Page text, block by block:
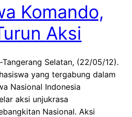
Komando,
Aksi
Selatan, (22/05/12).
yang tergabung dalam
Nasional Indonesia
aksi unjukrasa
Nasional. Aksi